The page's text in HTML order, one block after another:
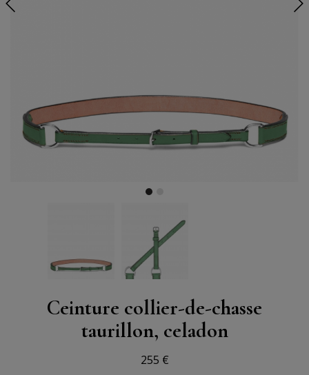
Ceinture collier-de-chasse
taurillon, celadon
255 €